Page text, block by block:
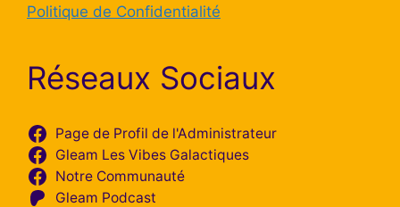
Politique de Confidentialité
Réseaux Sociaux
Page de Profil de l'Administrateur
Gleam Les Vibes Galactiques
Notre Communauté
Gleam Podcast